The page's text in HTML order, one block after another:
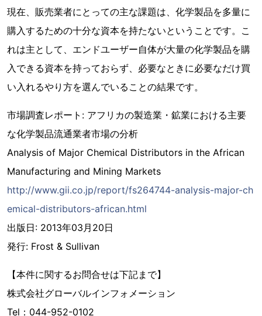
現在、販売業者にとっての主な課題は、化学製品を多量に
購入するための十分な資本を持たないということです。こ
れは主として、エンドユーザー自体が大量の化学製品を購
入できる資本を持っておらず、必要なときに必要なだけ買
い入れるやり方を選んでいることの結果です。
市場調査レポート: アフリカの製造業・鉱業における主要
な化学製品流通業者市場の分析
Analysis of Major Chemical Distributors in the African
Manufacturing and Mining Markets
http://www.gii.co.jp/report/fs264744-analysis-major-ch
emical-distributors-african.html
出版日: 2013年03月20日
発行: Frost & Sullivan
【本件に関するお問合せは下記まで】
株式会社グローバルインフォメーション
Tel：044-952-0102